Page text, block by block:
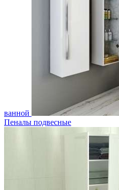
ванной
Пеналы подвесные